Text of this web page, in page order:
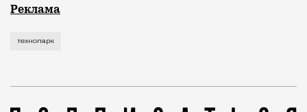
Рекламные кампании техники редко выходят за
Реклама
технопарк